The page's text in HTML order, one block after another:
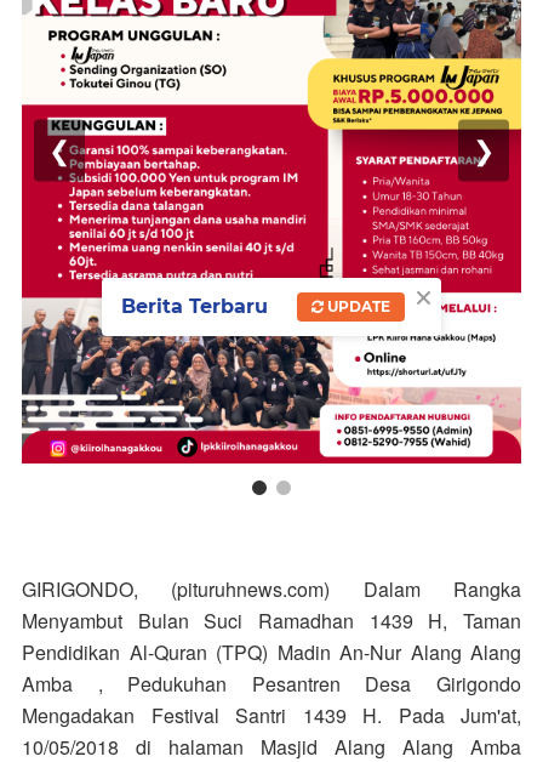
❮ ❯
GIRIGONDO, (pituruhnews.com) Dalam Rangka
Menyambut Bulan Suci Ramadhan 1439 H, Taman
Pendidikan Al-Quran (TPQ) Madin An-Nur Alang Alang
Amba , Pedukuhan Pesantren Desa Girigondo
Mengadakan Festival Santri 1439 H. Pada Jum'at,
10/05/2018 di halaman Masjid Alang Alang Amba
×
Berita Terbaru UPDATE